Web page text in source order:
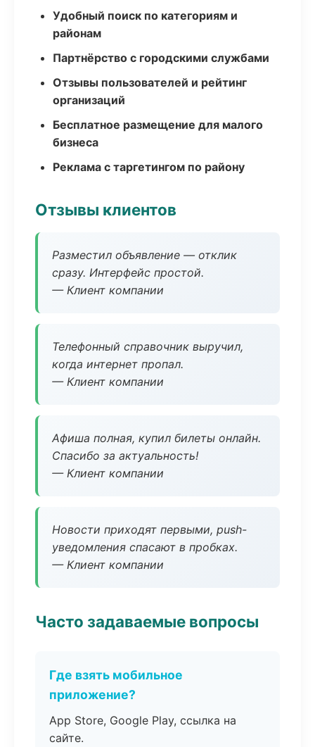
Удобный поиск по категориям и
районам
Партнёрство с городскими службами
Отзывы пользователей и рейтинг
организаций
Бесплатное размещение для малого
бизнеса
Реклама с таргетингом по району
Отзывы клиентов
Разместил объявление — отклик
сразу. Интерфейс простой.
— Клиент компании
Телефонный справочник выручил,
когда интернет пропал.
— Клиент компании
Афиша полная, купил билеты онлайн.
Спасибо за актуальность!
— Клиент компании
Новости приходят первыми, push-
уведомления спасают в пробках.
— Клиент компании
Часто задаваемые вопросы
Где взять мобильное
приложение?
App Store, Google Play, ссылка на
сайте.